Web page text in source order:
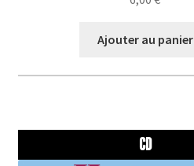
Ajouter au panier
CD